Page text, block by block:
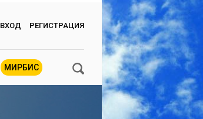
ВХОД РЕГИСТРАЦИЯ
МИРБИС